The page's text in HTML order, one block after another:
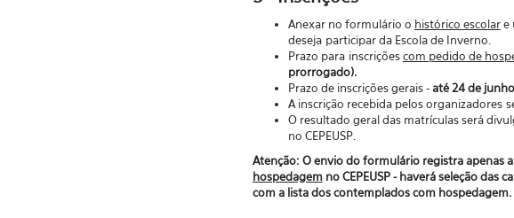
Anexar no formulário o histórico escolare
deseja participar da Escola de Inverno.
Prazo para inscriçõescom pedido de
prorrogado).
Prazo de inscrições gerais -até 24 de
A inscrição recebida pelos organizadores
O resultado geral das matrículas será
no CEPEUSP.
Atenção: O envio do formulário registra apenas
hospedagemno CEPEUSP - haverá seleção das
com a lista dos contemplados com hospedagem.